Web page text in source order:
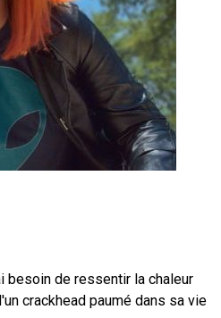
besoin de ressentir la chaleur
crackhead paumé dans sa vie